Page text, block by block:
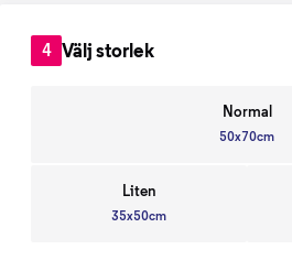
4 Välj storlek
Liten
35x50cm
Normal
50x70cm